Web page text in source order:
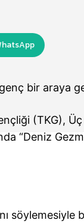
genç bir araya
(TKG),
“Deniz
söylemesiyle